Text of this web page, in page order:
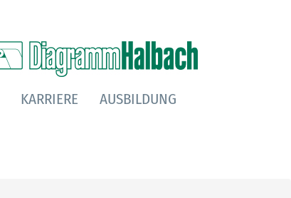
KARRIERE AUSBILDUNG